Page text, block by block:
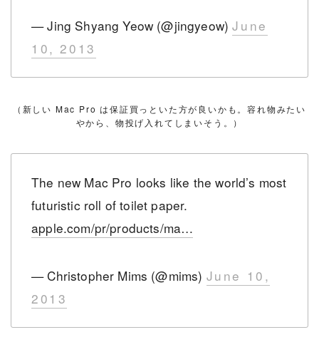
— Jing Shyang Yeow (@jingyeow)June
10, 2013
（新しい Mac Pro は保証買っといた方が良いかも。容れ物みたい
やから、物投げ入れてしまいそう。）
The new Mac Pro looks like the world’s most
futuristic roll of toilet paper.
apple.com/pr/products/ma…
— Christopher Mims (@mims) June 10,
2013